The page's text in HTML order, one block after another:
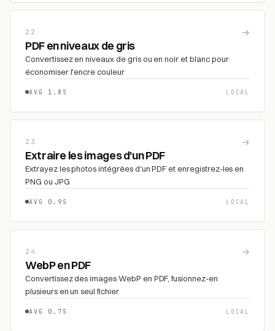
22 →
PDF en niveaux de gris
Convertissez en niveaux de gris ou en noir et blanc pour
économiser l'encre couleur
AVG 1.8S LOCAL
23 →
Extraire les images d'un PDF
Extrayez les photos intégrées d'un PDF et enregistrez-les en
PNG ou JPG
AVG 0.9S LOCAL
24 →
WebP en PDF
Convertissez des images WebP en PDF, fusionnez-en
plusieurs en un seul fichier
AVG 0.7S LOCAL